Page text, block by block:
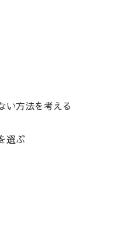
い方法を考える
選ぶ